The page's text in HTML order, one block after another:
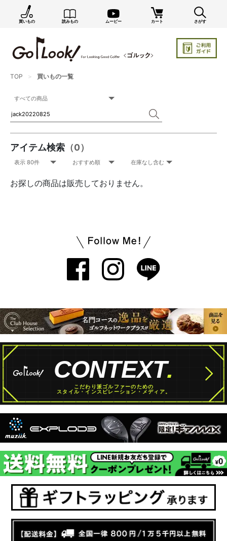
買いもの 読みもの ムービー カート さがす
TOP 買いもの一覧
アイテム検索 （0）
お探しの商品は販売しておりません。